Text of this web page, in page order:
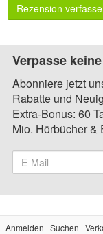
Rezension
Verpasse
Abonniere jetzt
Rabatte und
Extra-Bonus: 60
Mio. Hörbücher &
Anmelden Suchen